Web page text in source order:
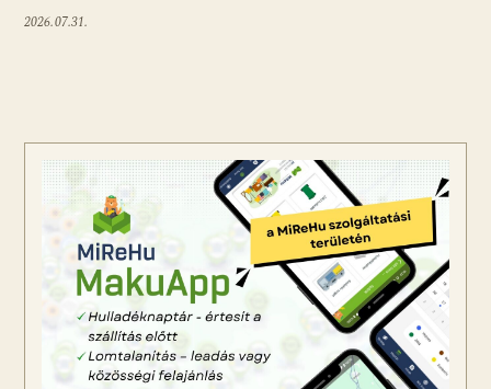
2026.07.31.